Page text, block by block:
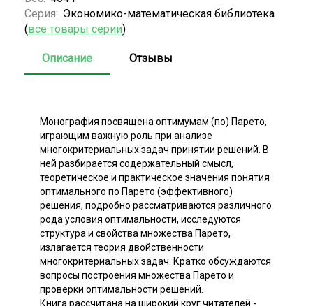
Серия: Экономико-математическая библиотека
(все товары серии)
Описание Отзывы
Монография посвящена оптимумам (по) Парето,
играющим важную роль при анализе
многокритериальных задач принятии решений. В
ней разбирается содержательный смысл,
теоретическое и практическое значения понятия
оптимального по Парето (эффективного)
решения, подробно рассматриваются различного
рода условия оптимальности, исследуются
структура и свойства множества Парето,
излагается теория двойственности
многокритериальных задач. Кратко обсуждаются
вопросы построения множества Парето и
проверки оптимальности решений.
Книга рассчитана на широкий круг читателей -